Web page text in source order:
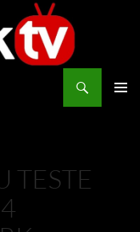
TESTE